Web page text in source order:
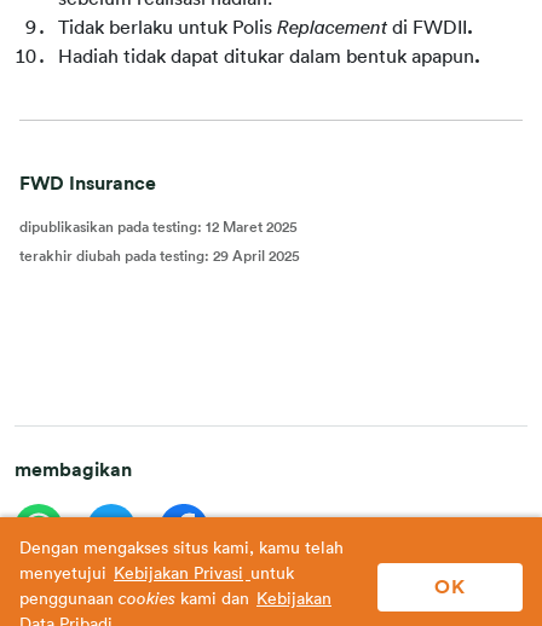
Tidak berlaku untuk Polis Replacement di FWDII .
Hadiah tidak dapat ditukar dalam bentuk apapun.
FWD Insurance
dipublikasikan pada testing: 12 Maret 2025
terakhir diubah pada testing: 29 April 2025
membagikan
Dengan mengakses situs kami, kamu telah
menyetujui
Kebijakan Privasi untuk
penggunaan cookies kami dan
Kebijakan
OK